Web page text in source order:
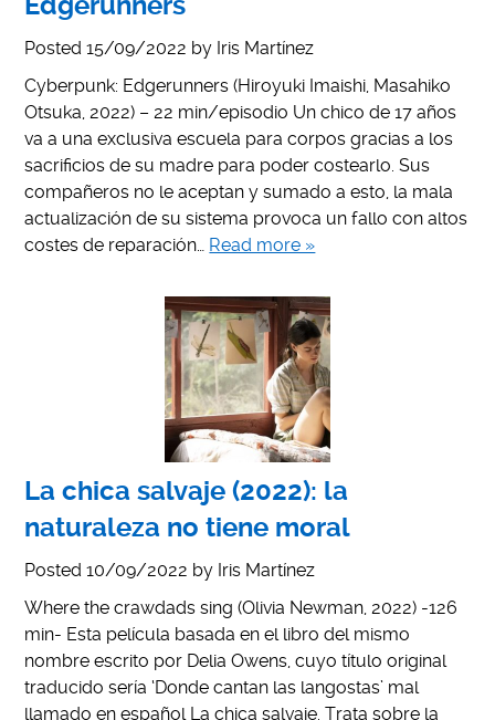
Posted15/09/2022 by Iris Martínez
Cyberpunk: Edgerunners (Hiroyuki Imaishi, Masahiko
Otsuka, 2022) – 22 min/episodio Un chico de 17 años
va a una exclusiva escuela para corpos gracias a los
sacrificios de su madre para poder costearlo. Sus
compañeros no le aceptan y sumado a esto, la mala
actualización de su sistema provoca un fallo con altos
costes de reparación… Read more »
La chica salvaje (2022): la
naturaleza no tiene moral
Posted10/09/2022 by Iris Martínez
Where the crawdads sing (Olivia Newman, 2022) -126
min- Esta película basada en el libro del mismo
nombre escrito por Delia Owens, cuyo título original
traducido sería ‘Donde cantan las langostas’ mal
llamado en español La chica salvaje. Trata sobre la